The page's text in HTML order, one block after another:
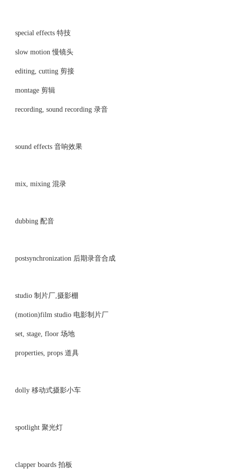
special effects 特技
slow motion 慢镜头
editing, cutting 剪接
montage 剪辑
recording, sound recording 录音
sound effects 音响效果
mix, mixing 混录
dubbing 配音
postsynchronization 后期录音合成
studio 制片厂,摄影棚
(motion)film studio 电影制片厂
set, stage, floor 场地
properties, props 道具
dolly 移动式摄影小车
spotlight 聚光灯
clapper boards 拍板